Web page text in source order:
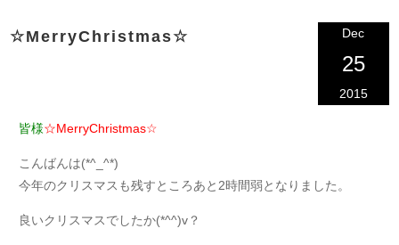
Dec
25
2015
☆MerryChristmas☆
皆様☆MerryChristmas☆
こんばんは(*^_^*)
今年のクリスマスも残すところあと2時間弱となりました。
良いクリスマスでしたか(*^^)v？